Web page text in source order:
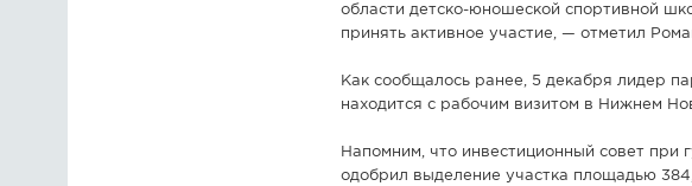
области детско-юношеской спортивной
принять активное участие, — отметил
Как сообщалось ранее, 5 декабря лидер
находится с рабочим визитом в Нижнем
Напомним, что инвестиционный совет при
одобрил выделение участка площадью